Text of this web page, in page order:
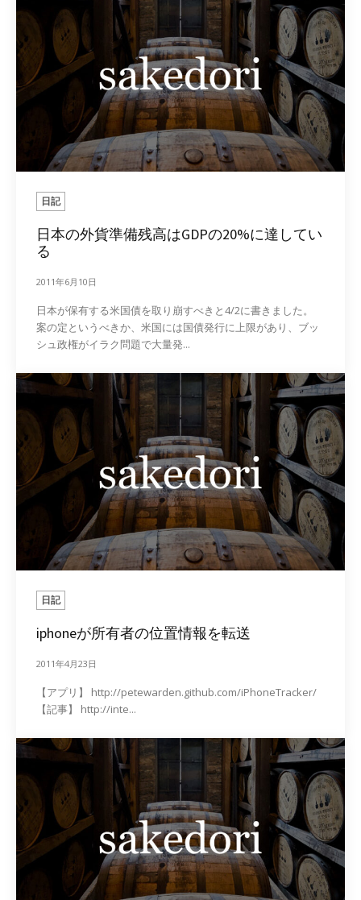
日記
日本の外貨準備残高はGDPの20%に達してい
る
2011年6月10日
日本が保有する米国債を取り崩すべきと4/2に書きました。
案の定というべきか、米国には国債発行に上限があり、ブッ
シュ政権がイラク問題で大量発...
日記
iphoneが所有者の位置情報を転送
2011年4月23日
【アプリ】 http://petewarden.github.com/iPhoneTracker/
【記事】 http://inte...